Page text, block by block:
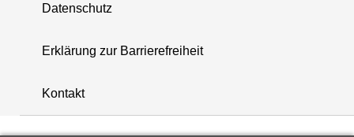
+
−
Datenschutz
Erklärung zur Barrierefreiheit
Kontakt